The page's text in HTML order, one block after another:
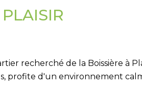
recherché de la Boissière à
profite d'un environnement